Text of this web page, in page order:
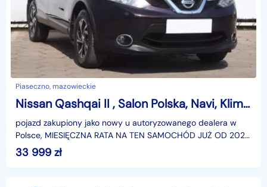
Piaseczno, mazowieckie
Nissan Qashqai II , Salon Polska, Navi, Klimatronic, Tempomat, Parktronic
pojazd zakupiony jako nowy u autoryzowanego dealera w
Polsce, MIESIĘCZNA RATA NA TEN SAMOCHÓD JUŻ OD 202
PLN*Podana w ogłoszeniu lokalizacja pojazdu jest aktua
33 999 zł